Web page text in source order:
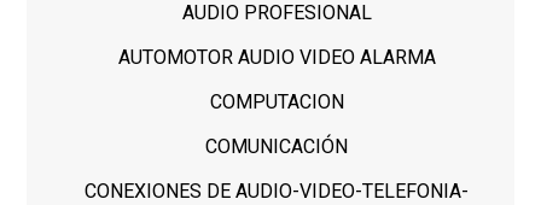
AUDIO PROFESIONAL
AUTOMOTOR AUDIO VIDEO ALARMA
COMPUTACION
COMUNICACIÓN
CONEXIONES DE AUDIO-VIDEO-TELEFONIA-